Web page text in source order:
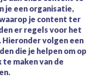
je een organisatie,
je content ter
er regels voor het
volgen een
die je helpen om op
maken van de